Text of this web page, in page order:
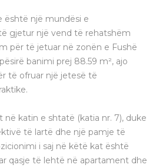
është një mundësi e
gjetur një vend të rehatshëm
për të jetuar në zonën e Fushë
banimi prej 88.59 m², ajo
të ofruar një jetesë të
në katin e shtatë (katia nr. 7), duke
të lartë dhe një pamje të
i saj në këtë kat është
qasje të lehtë në apartament dhe